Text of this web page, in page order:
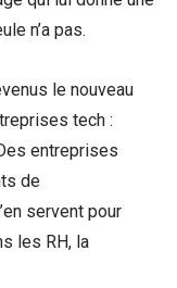
n’a pas.
le nouveau
tech :
entreprises
de
servent pour
les RH, la